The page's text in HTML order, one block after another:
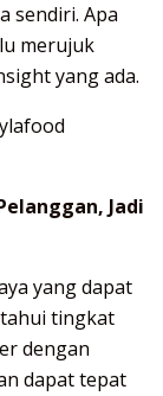
sendiri. Apa
merujuk
yang ada.
Jadi
yang dapat
tingkat
dengan
dapat tepat